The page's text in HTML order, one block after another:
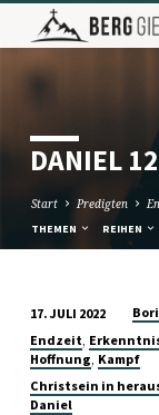
DANIEL
Start Predigten
THEMEN REIHEN
DANIEL
12,1-
13
17. JULI 2022
Endzeit,
Hoffnung, Kampf
Christsein in
Daniel